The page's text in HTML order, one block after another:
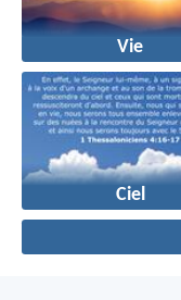
Vie
Ciel